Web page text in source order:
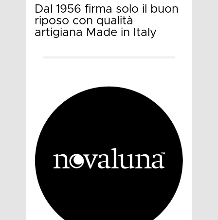
Dal 1956 firma solo il buon
riposo con qualità
artigiana Made in Italy